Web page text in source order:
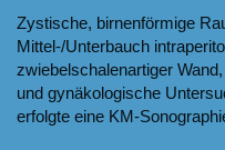
Zystische, birnenförmige
Mittel-/Unterbauch
zwiebelschalenartiger
und gynäkologische
erfolgte eine KM-